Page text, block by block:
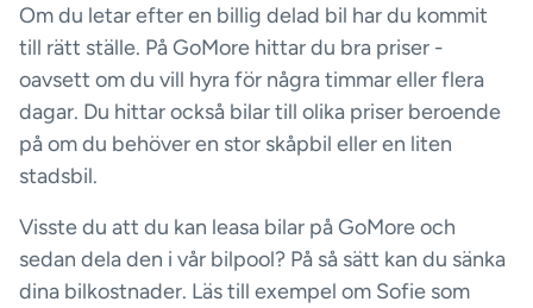
Om du letar efter en billig delad bil har du kommit
till rätt ställe. På GoMore hittar du bra priser -
oavsett om du vill hyra för några timmar eller flera
dagar. Du hittar också bilar till olika priser beroende
på om du behöver en stor skåpbil eller en liten
stadsbil.
Visste du att du kan leasa bilar på GoMore och
sedan dela den i vår bilpool? På så sätt kan du sänka
dina bilkostnader. Läs till exempel om Sofie som